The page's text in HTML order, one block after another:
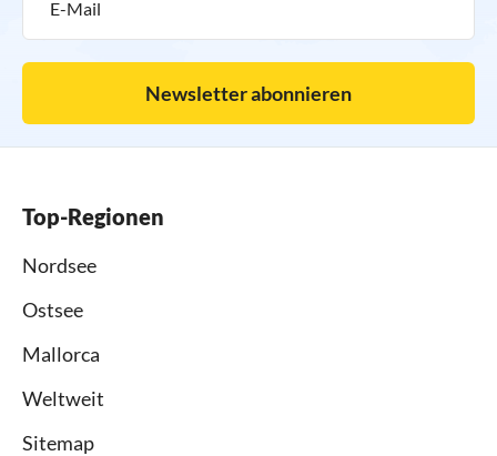
Newsletter abonnieren
Top-Regionen
Nordsee
Ostsee
Mallorca
Weltweit
Sitemap